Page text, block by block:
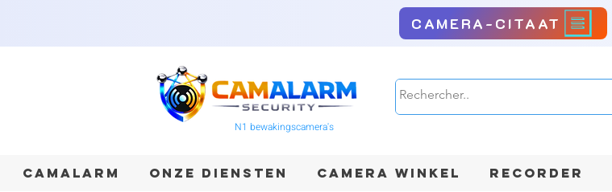
CAMERA-CITAAT
N1 bewakingscamera's
CAMALARM ONZE DIENSTEN CAMERA WINKEL RECORDER